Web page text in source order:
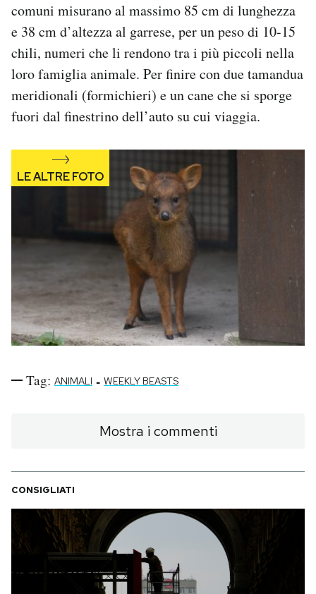
Newsletter
Notifiche mobile
Regala il Post
Hai bisogno di aiuto?
Esci
comuni misurano al massimo 85 cm di lunghezza
e 38 cm d’altezza al garrese, per un peso di 10-15
chili, numeri che li rendono tra i più piccoli nella
loro famiglia animale. Per finire con due tamandua
meridionali (formichieri) e un cane che si sporge
fuori dal finestrino dell’auto su cui viaggia.
Tag: ANIMALI - WEEKLY BEASTS
Mostra i commenti
CONSIGLIATI